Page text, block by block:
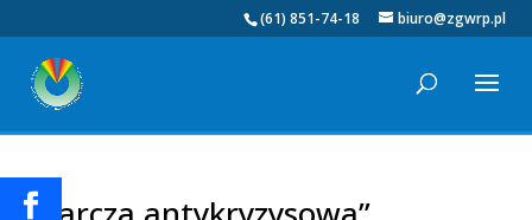
(61) 851-74-18 biuro@zgwrp.pl